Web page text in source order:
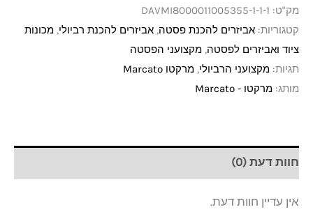
מק"ט: DAVMI8000011005355-1-1-1
קטגוריות: אביזרים להכנת פסטה, אביזרים להכנת רביולי, מכונות
ציוד ואביזרים לפסטה, מקצועני הפסטה
תגיות: מקצועני הרביולי, מרקטו Marcato
מותג: מרקטו - Marcato
חוות דעת (0)
אין עדיין חוות דעת.